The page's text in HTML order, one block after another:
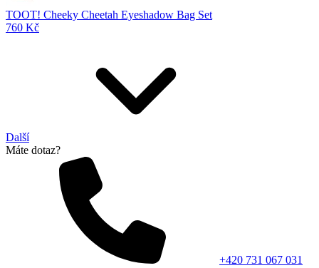
TOOT! Cheeky Cheetah Eyeshadow Bag Set
760 Kč
Další
Máte dotaz?
+420 731 067 031